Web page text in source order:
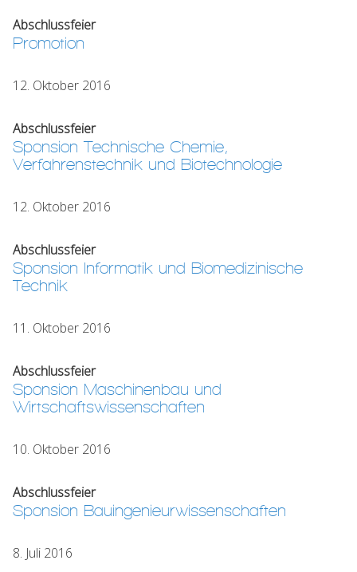
Abschlussfeier
Promotion
12. Oktober 2016
Abschlussfeier
Sponsion Technische Chemie,
Verfahrenstechnik und Biotechnologie
12. Oktober 2016
Abschlussfeier
Sponsion Informatik und Biomedizinische
Technik
11. Oktober 2016
Abschlussfeier
Sponsion Maschinenbau und
Wirtschaftswissenschaften
10. Oktober 2016
Abschlussfeier
Sponsion Bauingenieurwissenschaften
8. Juli 2016